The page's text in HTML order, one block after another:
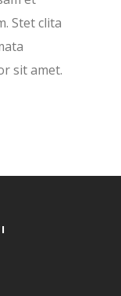
Stet clita
sit amet.